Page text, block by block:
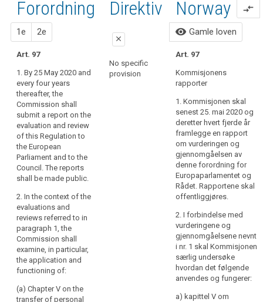
Forordning
1e 2e
Art. 97
1. By 25 May 2020 and
every four years
thereafter, the
Commission shall
submit a report on the
evaluation and review
of this Regulation to
the European
Parliament and to the
Council. The reports
shall be made public.
2. In the context of the
evaluations and
reviews referred to in
paragraph 1, the
Commission shall
examine, in particular,
the application and
functioning of:
(a) Chapter V on the
transfer of personal
1. forslag
Art. 90
The Commission shall
submit reports on the
evaluation and review
of this Regulation to
than four years after
the entry into force of
Commission shall, if
proposals with a view
2. forslag
Art. 90
1. The Commission
shall submit reports
on the evaluation and
European Parliament
these evaluations the
examine, in particular,
provisions of Chapter
3. The first report shall
be submitted no later
the entry into force of
Direktiv
close
No specific
provision
Norway
compare_arrows
visibility Gamle loven
Art. 97
Kommisjonens
rapporter
1. Kommisjonen skal
senest 25. mai 2020 og
deretter hvert fjerde år
framlegge en rapport
om vurderingen og
gjennomgåelsen av
denne forordning for
Europaparlamentet og
Rådet. Rapportene skal
offentliggjøres.
2. I forbindelse med
vurderingene og
gjennomgåelsene nevnt
i nr. 1 skal Kommisjonen
særlig undersøke
hvordan det følgende
anvendes og fungerer:
a) kapittel V om